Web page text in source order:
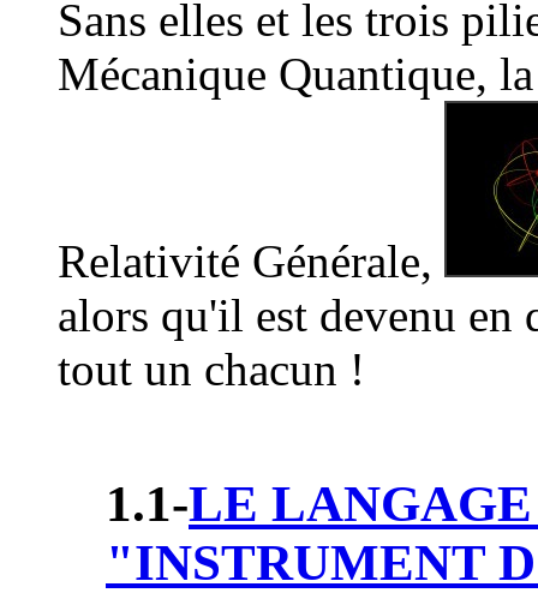
Sans elles et les trois
Mécanique Quantique,
Relativité Générale,
alors qu'il est devenu en
tout un chacun !
1.1-LE
"INSTRUMENT